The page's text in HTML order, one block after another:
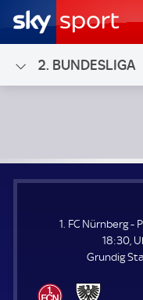
2. BUNDESLIGA
1. FC Nürnberg -
18:30,
Grundig